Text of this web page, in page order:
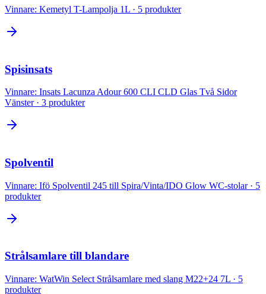
Vinnare: Kemetyl T-Lampolja 1L · 5 produkter
Spisinsats
Vinnare: Insats Lacunza Adour 600 CLI CLD Glas Två Sidor
Vänster· 3 produkter
Spolventil
Vinnare: Ifö Spolventil 245 till Spira/Vinta/IDO Glow WC-stolar· 5
produkter
Strålsamlare till blandare
Vinnare: WatWin Select Strålsamlare med slang M22+24 7L · 5
produkter